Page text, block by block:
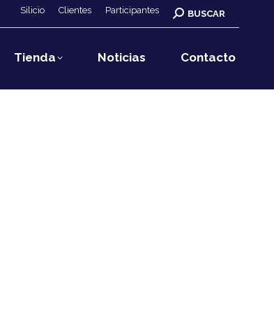
Silicio Clientes Participantes Buscar:
BUSCAR
Tienda Noticias Contacto